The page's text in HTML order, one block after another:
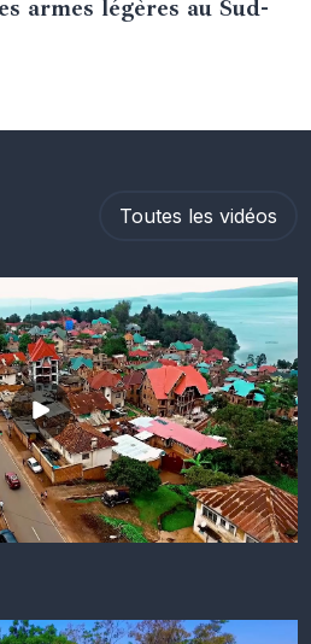
armes légères au Sud-
Toutes les vidéos